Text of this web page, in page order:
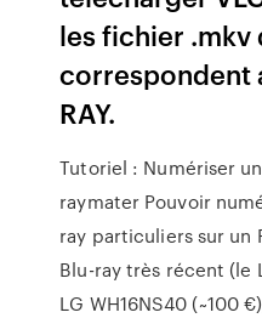
les fichier .mkv
correspondent
RAY.
Tutoriel : Numériser
raymater Pouvoir
ray particuliers sur un
Blu-ray très récent (le
LG WH16NS40 (~100